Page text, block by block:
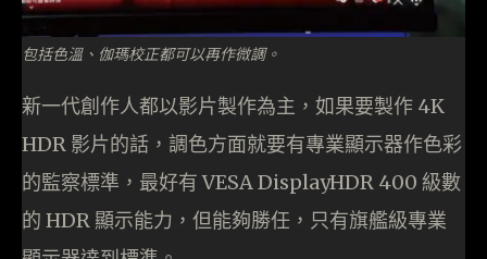
包括色溫、伽瑪校正都可以再作微調。
新一代創作人都以影片製作為主，如果要製作 4K
HDR 影片的話，調色方面就要有專業顯示器作色彩
的監察標準，最好有 VESA DisplayHDR 400 級數
的 HDR 顯示能力，但能夠勝任，只有旗艦級專業